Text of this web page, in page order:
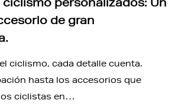
de gran
ciclismo, cada detalle cuenta.
hasta los accesorios que
ciclistas en…